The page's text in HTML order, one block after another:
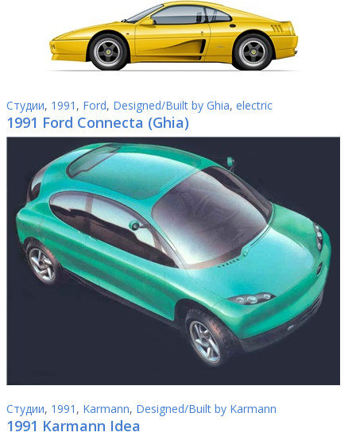
Студии, 1991 , Ford, Designed/Built by Ghia, electric
1991 Ford Connecta (Ghia)
Студии, 1991 , Karmann, Designed/Built by Karmann
1991 Karmann Idea